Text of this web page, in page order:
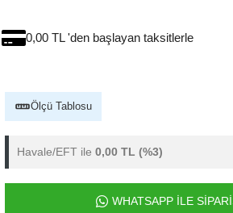
0,00 TL 'den başlayan taksitlerle
Ölçü Tablosu
Havale/EFT ile 0,00 TL (%3)
WHATSAPP İLE